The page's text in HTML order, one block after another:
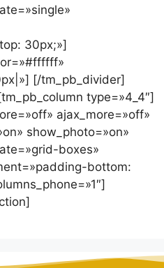
30px;»]
[/tm_pb_divider]
type=»4_4″]
ajax_more=»off»
show_photo=»on»
boxes»
bottom: